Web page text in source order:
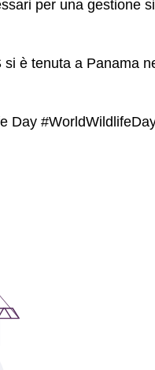
per una gestione
è tenuta a Panama
Day